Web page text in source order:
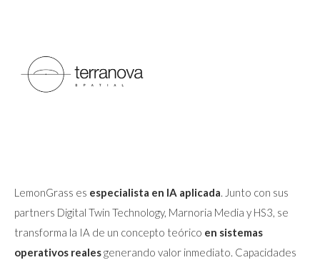
LemonGrass es especialista en IA aplicada. Junto con sus
partners Digital Twin Technology, Marnoria Media y HS3, se
transforma la IA de un concepto teórico en sistemas
operativos realesgenerando valor inmediato. Capacidades